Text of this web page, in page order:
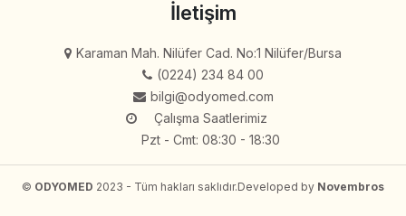
İletişim
Karaman Mah. Nilüfer Cad. No:1 Nilüfer/Bursa
(0224) 234 84 00
bilgi@odyomed.com
Çalışma Saatlerimiz
Pzt - Cmt: 08:30 - 18:30
© ODYOMED 2023 - Tüm hakları saklıdır.Developed by Novembros